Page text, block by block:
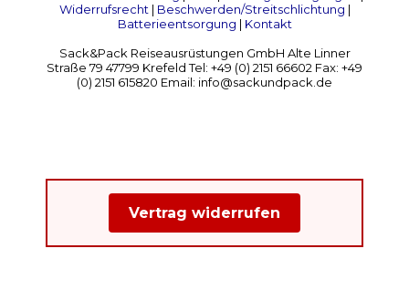
Widerrufsrecht| Beschwerden/Streitschlichtung |
Batterieentsorgung | Kontakt
Sack&Pack Reiseausrüstungen GmbH Alte Linner
Straße 79 47799 Krefeld Tel: +49 (0) 2151 66602 Fax: +49
(0) 2151 615820 Email: info@sackundpack.de
Vertrag widerrufen